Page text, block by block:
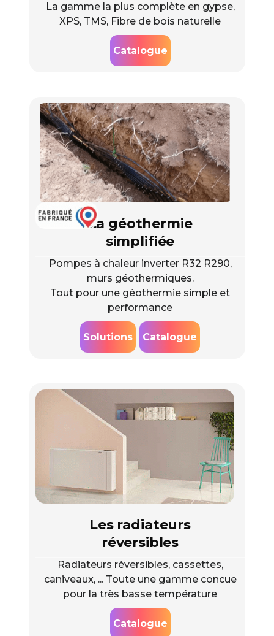
La gamme la plus complète en gypse,
XPS, TMS, Fibre de bois naturelle
Catalogue
La géothermie
simplifiée
Pompes à chaleur inverter R32 R290,
murs géothermiques.
Tout pour une géothermie simple et
performance
Solutions Catalogue
Les radiateurs
réversibles
Radiateurs réversibles, cassettes,
caniveaux, ... Toute une gamme concue
pour la très basse température
Catalogue